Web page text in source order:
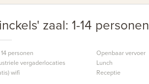
zaal: 1-14 personen
14 personen
vergaderlocaties
wifi
Openbaar vervoer
Lunch
Receptie